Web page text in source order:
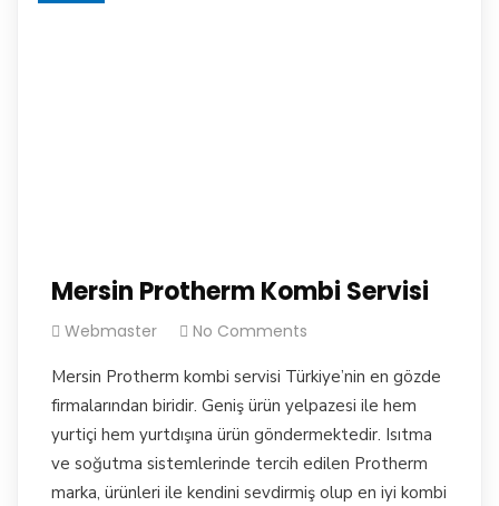
Mersin Protherm Kombi Servisi
Webmaster No Comments
Mersin Protherm kombi servisi Türkiye’nin en gözde
firmalarından biridir. Geniş ürün yelpazesi ile hem
yurtiçi hem yurtdışına ürün göndermektedir. Isıtma
ve soğutma sistemlerinde tercih edilen Protherm
marka, ürünleri ile kendini sevdirmiş olup en iyi kombi